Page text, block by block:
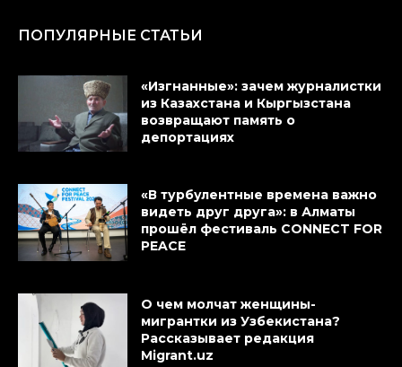
ПОПУЛЯРНЫЕ СТАТЬИ
«Изгнанные»: зачем журналистки
из Казахстана и Кыргызстана
возвращают память о
депортациях
«В турбулентные времена важно
видеть друг друга»: в Алматы
прошёл фестиваль CONNECT FOR
PEACE
О чем молчат женщины-
мигрантки из Узбекистана?
Рассказывает редакция
Migrant.uz